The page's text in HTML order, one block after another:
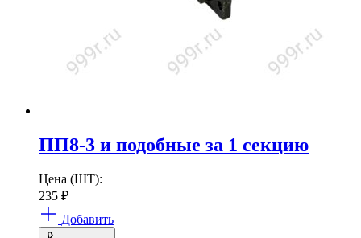
ПП8-3 и подобные за 1 секцию
Цена (ШТ):
235 ₽
Добавить